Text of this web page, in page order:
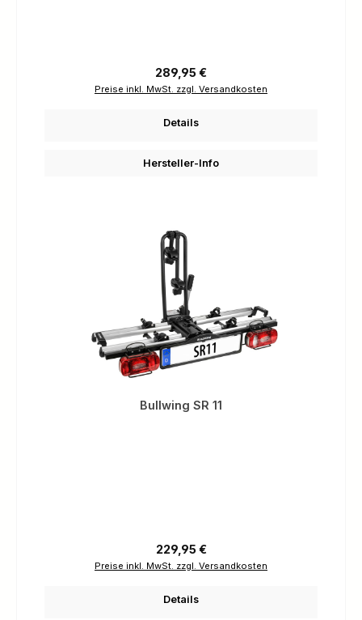
Regulärer Preis:
289,95 €
Preise inkl. MwSt. zzgl. Versandkosten
Details
Hersteller-Info
Bullwing SR 11
Regulärer Preis:
229,95 €
Preise inkl. MwSt. zzgl. Versandkosten
Details